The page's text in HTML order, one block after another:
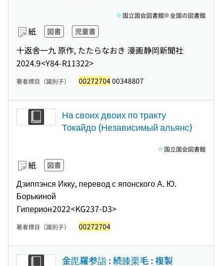
紙 図書 児童書
十返舎一九 原作, たたらなおき 漫画静岡新聞社
2024.9<Y84-R11322>
国立国会図書館 全国の図書館
著者標目（識別子） 0027270400348807
На своих двоих по тракту
Токайдо (Независимый альянс)
紙 図書
Дзиппэнся Икку, перевод с японского А. Ю.
Борькиной
Гиперион2022<KG237-D3>
国立国会図書館
著者標目（識別子） 00272704
金毘羅参詣 : 続膝栗毛 : 複製